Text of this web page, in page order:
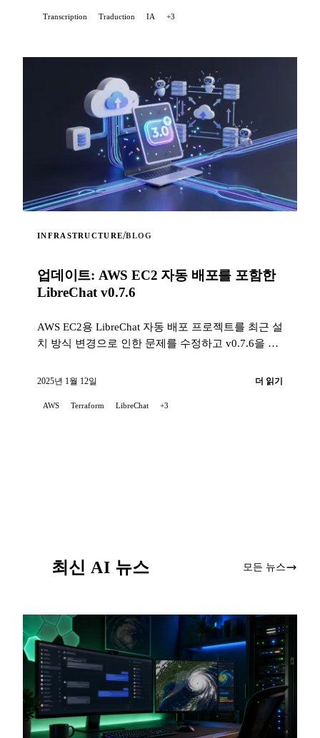
Transcription Traduction IA +3
INFRASTRUCTURE/BLOG
업데이트: AWS EC2 자동 배포를 포함한
LibreChat v0.7.6
AWS EC2용 LibreChat 자동 배포 프로젝트를 최근 설
치 방식 변경으로 인한 문제를 수정하고 v0.7.6을 지
2025년 1월 12일 더 읽기
AWS Terraform LibreChat +3
최신 AI 뉴스 모든 뉴스